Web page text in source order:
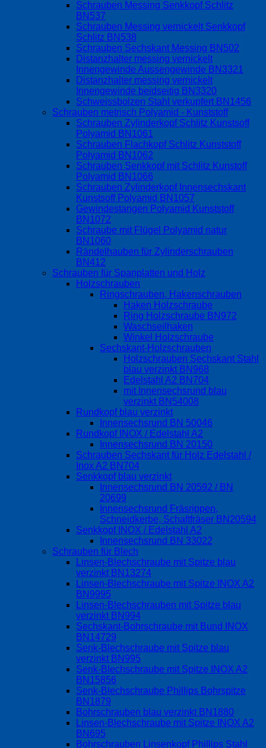
Schrauben Messing Senkkopf Schlitz
BN537
Schrauben Messing vernickelt Senkkopf
Schlitz BN538
Schrauben Sechskant Messing BN502
Distanzhalter messing vernickelt
Innengewinde Aussengewinde BN3321
Distanzhalter messing vernickelt
Innengewinde beidseitig BN3320
Schweissbolzen Stahl verkupfert BN1456
Schrauben metrisch Polyamid - Kunststoff
Schrauben Zylinderkopf Schlitz Kunstsoff
Polyamid BN1061
Schrauben Flachkopf Schlitz Kunststoff
Polyamid BN1062
Schrauben Senkkopf mit Schlitz Kunstoff
Polyamid BN1066
Schrauben Zylinderkopf Innensechskant
Kunstsoff Polyamid BN1057
Gewindestangen Polyamid Kunststoff
BN1072
Schraube mit Flügel Polyamid natur
BN1060
Rändelhauben für Zylinderschrauben
BN412
Schrauben für Spanplatten und Holz
Holzschrauben
Ringschrauben, Hakenschrauben
Haken Holzschraube
Ring Holzschraube BN972
Waschseilhaken
Winkel Holzschraube
Sechskant-Holzschrauben
Holzschrauben Sechskant Stahl
blau verzinkt BN968
Edelstahl A2 BN704
mit Innensechsrund blau
verzinkt BN54008
Rundkopf blau verzinkt
Innensechsrund BN 50046
Rundkopf INOX / Edelstahl A2
Innensechsrund BN 20150
Schrauben Sechskant für Holz Edelstahl /
Inox A2 BN704
Senkkopf blau verzinkt
Innensechsrund BN 20592 / BN
20699
Innensechsrund Fräsrippen,
Schneidkerbe, Schaftfräser BN20594
Senkkopf INOX / Edelstahl A2
Innensechsrund BN 33022
Schrauben für Blech
Linsen-Blechschraube mit Spitze blau
verzinkt BN13274
Linsen-Blechschraube mit Spitze INOX A2
BN9995
Linsen-Blechschrauben mit Spitze blau
verzinkt BN994
Sechskant-Bohrschraube mit Bund INOX
BN14729
Senk-Blechschraube mit Spitze blau
verzinkt BN995
Senk-Blechschraube mit Spitze INOX A2
BN15856
Senk-Blechschraube Phillips Bohrspitze
BN1879
Bohrschrauben blau verzinkt BN1880
Linsen-Blechschraube mit Spitze INOX A2
BN695
Bohrschrauben Linsenkopf Phillips Stahl